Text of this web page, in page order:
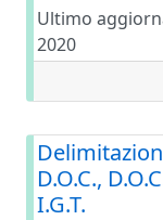
Ultimo
2020
D.O.C.,
I.G.T.